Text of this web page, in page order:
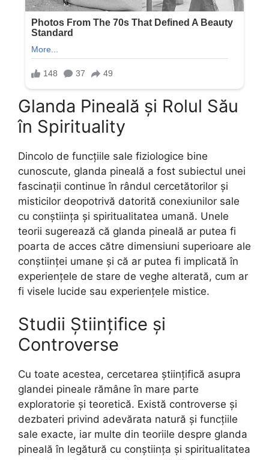
Glanda Pineală și Rolul Său
în Spirituality
Dincolo de funcțiile sale fiziologice bine
cunoscute, glanda pineală a fost subiectul unei
fascinații continue în rândul cercetătorilor și
misticilor deopotrivă datorită conexiunilor sale
cu conștiința și spiritualitatea umană. Unele
teorii sugerează că glanda pineală ar putea fi
poarta de acces către dimensiuni superioare ale
conștiinței umane și că ar putea fi implicată în
experiențele de stare de veghe alterată, cum ar
fi visele lucide sau experiențele mistice.
Studii Științifice și
Controverse
Cu toate acestea, cercetarea științifică asupra
glandei pineale rămâne în mare parte
exploratorie și teoretică. Există controverse și
dezbateri privind adevărata natură și funcțiile
sale exacte, iar multe din teoriile despre glanda
pineală în legătură cu conștiința și spiritualitatea